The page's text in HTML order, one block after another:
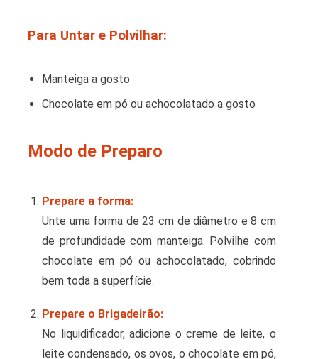
Para Untar e Polvilhar:
Manteiga a gosto
Chocolate em pó ou achocolatado a gosto
Modo de Preparo
Prepare a forma:
Unte uma forma de 23 cm de diâmetro e 8 cm
de profundidade com manteiga. Polvilhe com
chocolate em pó ou achocolatado, cobrindo
bem toda a superfície.
Prepare o Brigadeirão:
No liquidificador, adicione o creme de leite, o
leite condensado, os ovos, o chocolate em pó,